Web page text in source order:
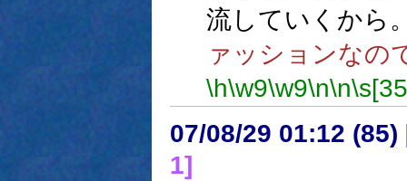
流していくから
ァッションなの
\h\w9\w9\n\n
07/08/29 01:12 (85)
1]